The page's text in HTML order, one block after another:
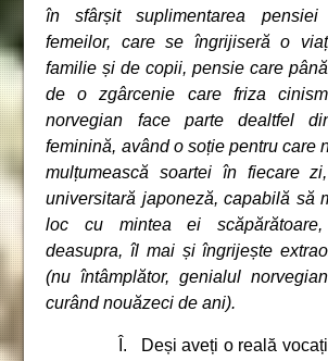
în sfârșit suplimentarea
femeilor, care se îngrijiseră o
familie și de copii, pensie care
de o zgârcenie care friza
norvegian face parte dealtfel
feminină, având o soție pentru care
mulțumească soartei în fiecare
universitară japoneză, capabilă să
loc cu mintea ei
deasupra, îl mai și îngrijește
(nu întâmplător, genialul
curând nouăzeci de ani).
Î. Deși aveți o reală vocație